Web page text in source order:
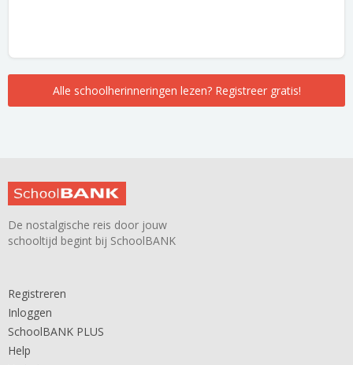
Alle schoolherinneringen lezen? Registreer gratis!
De nostalgische reis door jouw
schooltijd begint bij SchoolBANK
Registreren
Inloggen
SchoolBANK PLUS
Help